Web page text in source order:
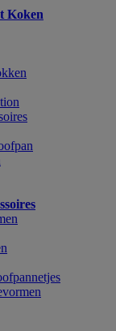
Koken